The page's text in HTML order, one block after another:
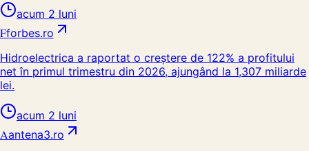
acum 2 luni
Fforbes.ro
Hidroelectrica a raportat o creștere de 122% a profitului
net în primul trimestru din 2026, ajungând la 1,307 miliarde
lei.
acum 2 luni
Aantena3.ro